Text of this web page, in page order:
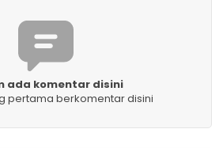
ada komentar disini
pertama berkomentar disini